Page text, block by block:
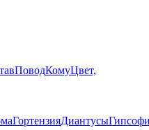
ПоводКомуЦвет,
ГортензияДиантусы